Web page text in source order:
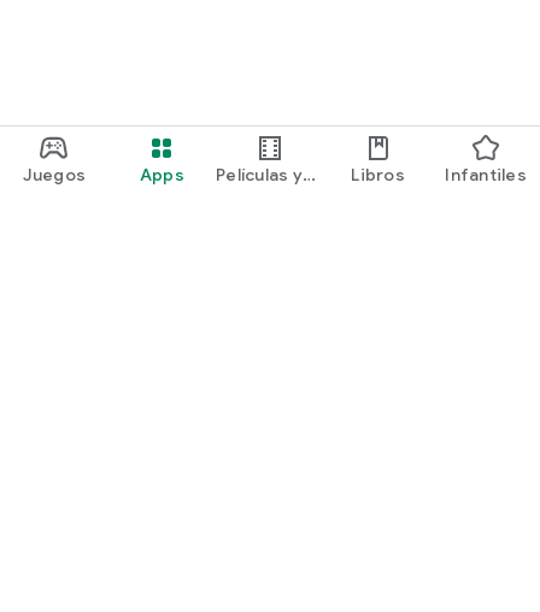
Juegos Apps
Películas y
Libros Infantiles